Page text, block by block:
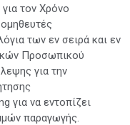
τον Χρόνο
των εν σειρά και εν
Προσωπικού
για την
για να εντοπίζει
παραγωγής.